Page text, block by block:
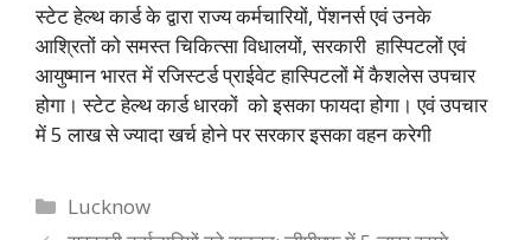
स्टेट हेल्थ कार्ड के द्वारा राज्य कर्मचारियों, पेंशनर्स एवं उनके
आश्रितों को समस्त चिकित्सा विधालयों, सरकारी हास्पिटलों एवं
आयुष्मान भारत में रजिस्टर्ड प्राईवेट हास्पिटलों में कैशलेस उपचार
होगा। स्टेट हेल्थ कार्ड धारकों को इसका फायदा होगा। एवं उपचार
में 5 लाख से ज्यादा खर्च होने पर सरकार इसका वहन करेगी
Categories
Lucknow